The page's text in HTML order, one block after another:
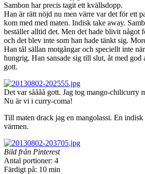
Sambon har precis tagit ett kvällsdopp.
Han är rätt nöjd nu men värre var det för ett
kom med med maten. Indisk take away.
beställer alltid det. Men det hade blivit något
och det blev inte som han hade tänkt sig.
Han tål sällan motgångar och speciellt inte
hungrig. Han sansade sig till slut, åt med god
gott.
Det var såååå gott. Jag tog mango-chilicurry
Nu är vi i curry-coma!
Till maten drack jag en mangolassi. En
värmen.
Bild från Pinterest
Antal portioner: 4
Färdigt på: 10 min